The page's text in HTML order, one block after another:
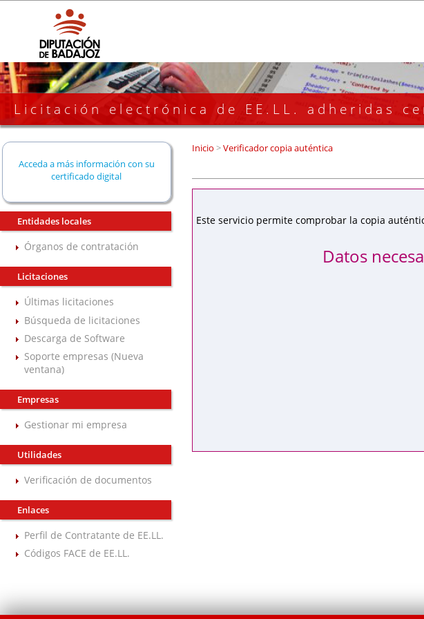
Licitación electrónica de EE.LL. adheridas
Acceda a más información con su
certificado digital
Entidades locales
Órganos de contratación
Licitaciones
Últimas licitaciones
Búsqueda de licitaciones
Descarga de Software
Soporte empresas (Nueva
ventana)
Empresas
Gestionar mi empresa
Utilidades
Verificación de documentos
Enlaces
Perfil de Contratante de EE.LL.
Códigos FACE de EE.LL.
Inicio >Verificador copia auténtica
Este servicio permite comprobar la copia
Datos